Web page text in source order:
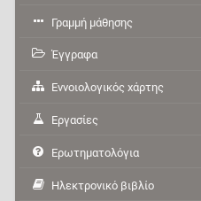
Γραμμή μάθησης
Έγγραφα
Εννοιολογικός χάρτης
Εργασίες
Ερωτηματολόγια
Ηλεκτρονικό βιβλίο